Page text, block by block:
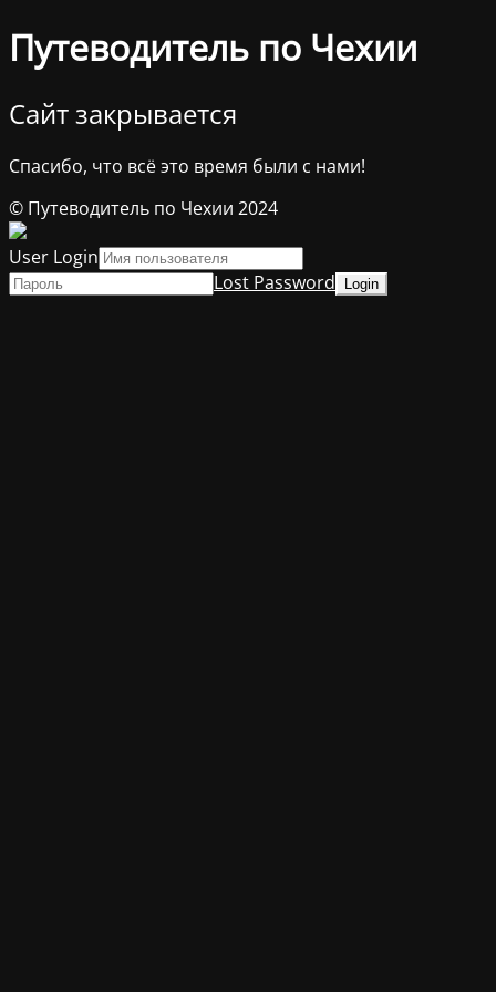
Путеводитель по Чехии
Сайт закрывается
Спасибо, что всё это время были с нами!
© Путеводитель по Чехии 2024
User Login
Lost Password